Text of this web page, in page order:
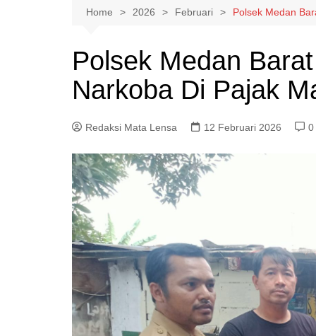
Home 2026 Februari Polsek Medan
Polsek Medan
Narkoba Di Pajak
Redaksi Mata Lensa 12 Februari 2026 0